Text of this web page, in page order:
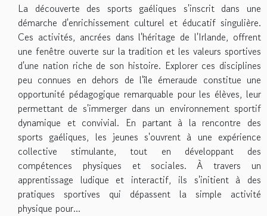
La découverte des sports gaéliques s'inscrit dans une
démarche d'enrichissement culturel et éducatif singulière.
Ces activités, ancrées dans l'héritage de l'Irlande, offrent
une fenêtre ouverte sur la tradition et les valeurs sportives
d'une nation riche de son histoire. Explorer ces disciplines
peu connues en dehors de l'île émeraude constitue une
opportunité pédagogique remarquable pour les élèves, leur
permettant de s'immerger dans un environnement sportif
dynamique et convivial. En partant à la rencontre des
sports gaéliques, les jeunes s'ouvrent à une expérience
collective stimulante, tout en développant des
compétences physiques et sociales. À travers un
apprentissage ludique et interactif, ils s'initient à des
pratiques sportives qui dépassent la simple activité
physique pour...